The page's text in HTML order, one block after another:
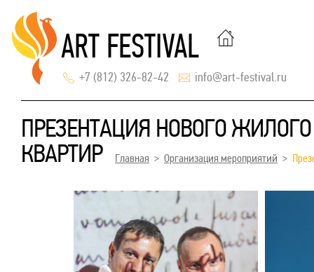
+7 (812) 326-82-42 info@art-festival.ru
ПРЕЗЕНТАЦИЯ НОВОГО ЖИЛОГО
КВАРТИР
Главная Организация мероприятий